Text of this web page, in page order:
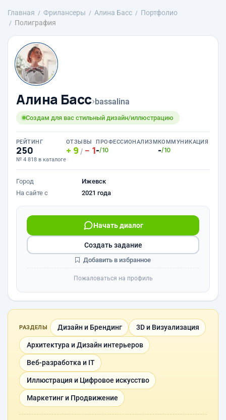
Главная Фрилансеры Алина Басс
Портфолио
Полиграфия
Алина Басс›bassalina
Создам для вас стильный дизайн/иллюстрацию
РЕЙТИНГ
250
№ 4 818 в каталоге
ОТЗЫВЫ
9 / 1
ПРОФЕССИОНАЛИЗМ
-/10
КОММУНИКАЦИЯ
-/10
Город
Ижевск
На сайте с
2021 года
Начать диалог
Создать задание
Добавить в избранное
Пожаловаться на профиль
РАЗДЕЛЫ Дизайн и Брендинг 3D и Визуализация
Архитектура и Дизайн интерьеров
Веб-разработка и IT
Иллюстрация и Цифровое искусство
Маркетинг и Продвижение